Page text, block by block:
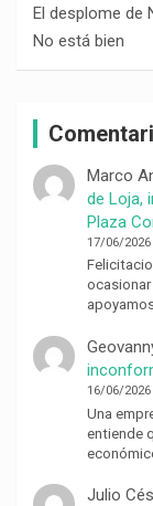
El desplome de
No está bien
Marco
de Loja,
Plaza
17/06/2026
16/06/2026
Una
entiende
Julio